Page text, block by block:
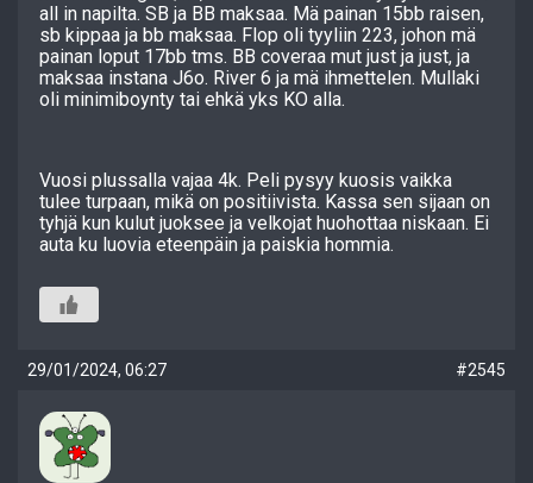
all in napilta. SB ja BB maksaa. Mä painan 15bb raisen,
sb kippaa ja bb maksaa. Flop oli tyyliin 223, johon mä
painan loput 17bb tms. BB coveraa mut just ja just, ja
maksaa instana J6o. River 6 ja mä ihmettelen. Mullaki
oli minimiboynty tai ehkä yks KO alla.
Vuosi plussalla vajaa 4k. Peli pysyy kuosis vaikka
tulee turpaan, mikä on positiivista. Kassa sen sijaan on
tyhjä kun kulut juoksee ja velkojat huohottaa niskaan. Ei
auta ku luovia eteenpäin ja paiskia hommia.
29/01/2024, 06:27 #2545